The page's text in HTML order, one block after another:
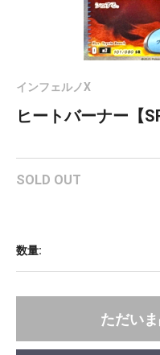
インフェルノX
ヒートバーナー【
SOLD OUT
数量:
ただいま